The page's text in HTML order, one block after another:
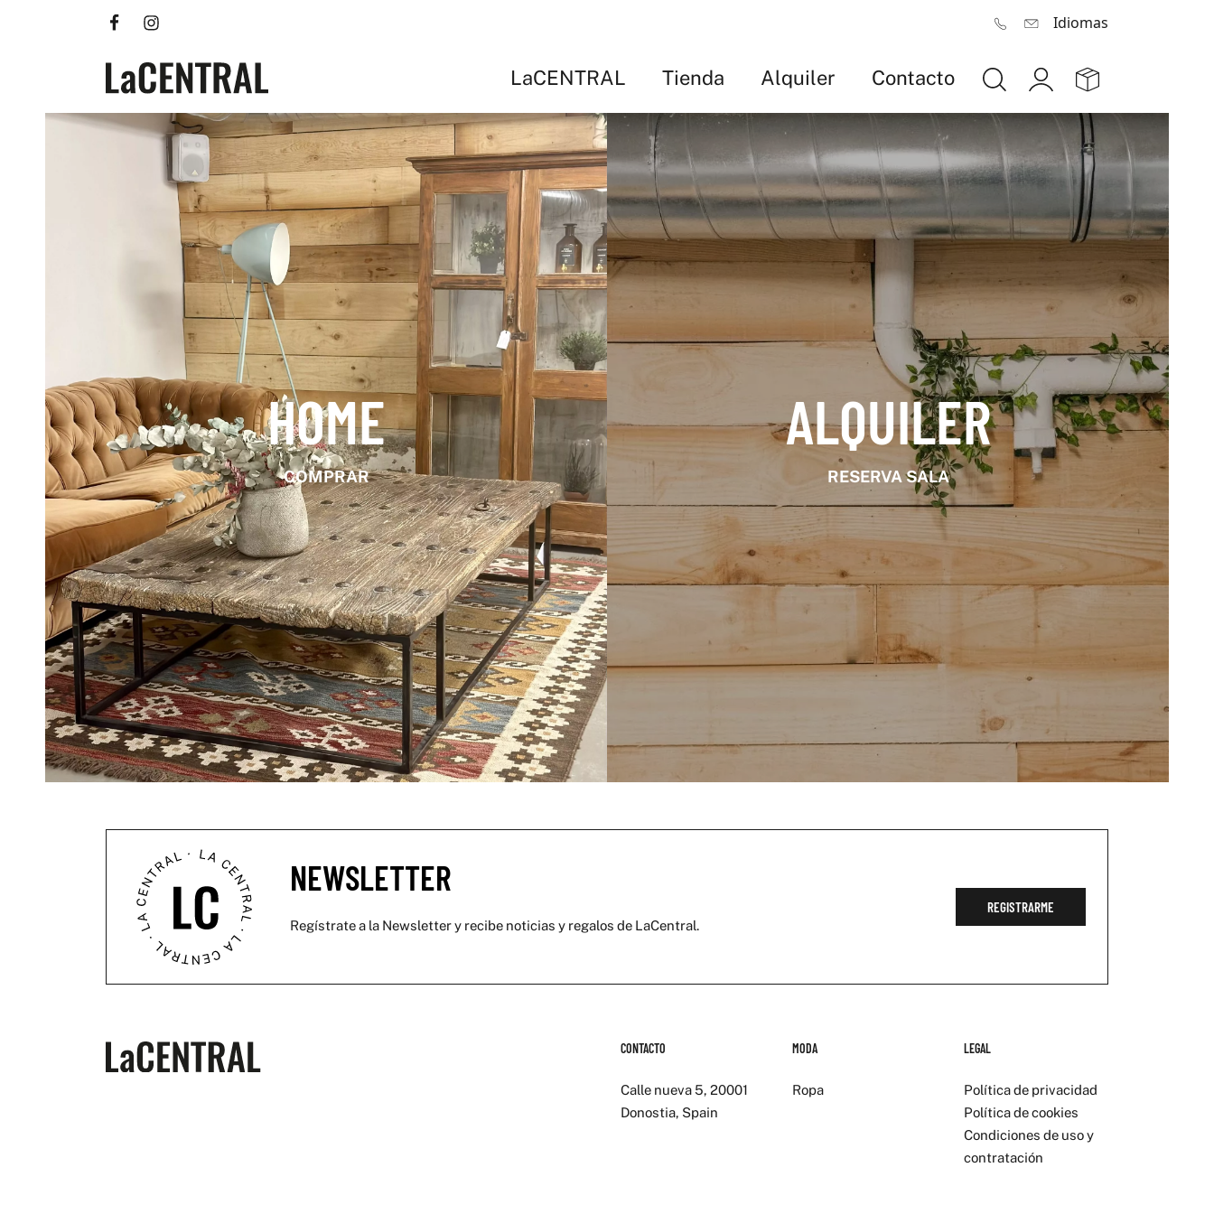
Idiomas
LaCENTRAL Tienda Alquiler Contacto
HOME
COMPRAR
ALQUILER
RESERVA SALA
NEWSLETTER
Regístrate a la Newsletter y recibe noticias y regalos de LaCentral.
REGISTRARME
CONTACTO
Calle nueva 5, 20001
Donostia, Spain
MODA
Ropa
LEGAL
Política de privacidad
Política de cookies
Condiciones de uso y
contratación